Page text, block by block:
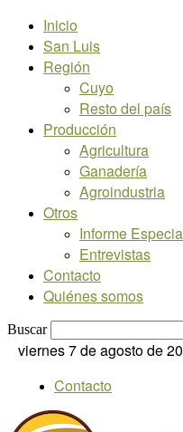
Inicio
San Luis
Región
Cuyo
Resto del país
Producción
Agricultura
Ganadería
Agroindustria
Otros
Informe
Entrevistas
Contacto
Quiénes somos
Buscar
viernes 7 de agosto de
Contacto